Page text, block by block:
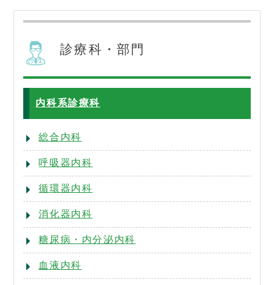
当院について 外来受診
入院・面会 診療科・部門
地域医療連携
診療科・部門
内科系診療科
総合内科
呼吸器内科
循環器内科
消化器内科
糖尿病・内分泌内科
血液内科